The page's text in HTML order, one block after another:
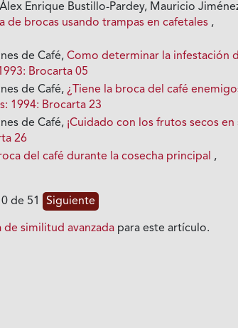
Enrique Bustillo-Pardey, Mauricio
de brocas usando trampas en cafetales ,
de Café,Como determinar la infestación
Brocarta 05
de Café,¿Tiene la broca del café
1994: Brocarta 23
de Café, ¡Cuidado con los frutos secos en
26
del café durante la cosecha principal ,
de 51 Siguiente
de similitud avanzada para este artículo.